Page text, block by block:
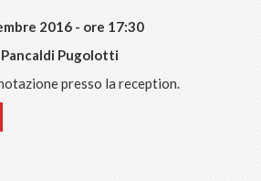
2016 - ore 17:30
Pugolotti
presso la reception.